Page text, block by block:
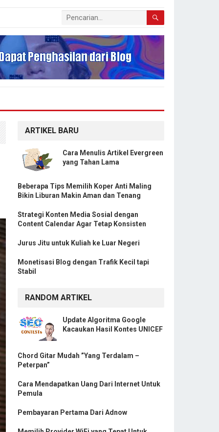
ARTIKEL BARU
Cara Menulis Artikel Evergreen
yang Tahan Lama
Beberapa Tips Memilih Koper Anti Maling
Bikin Liburan Makin Aman dan Tenang
Strategi Konten Media Sosial dengan
Content Calendar Agar Tetap Konsisten
Jurus Jitu untuk Kuliah ke Luar Negeri
Monetisasi Blog dengan Trafik Kecil tapi
Stabil
RANDOM ARTIKEL
Update Algoritma Google
Kacaukan Hasil Kontes UNICEF
Chord Gitar Mudah ”Yang Terdalam –
Peterpan”
Cara Mendapatkan Uang Dari Internet Untuk
Pemula
Pembayaran Pertama Dari Adnow